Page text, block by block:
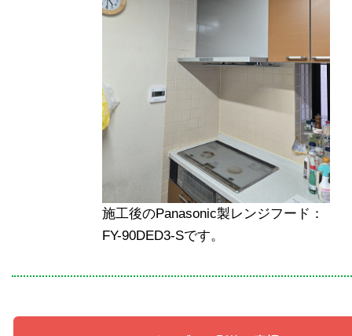
施工後のPanasonic製レンジフード：
FY-90DED3-Sです。